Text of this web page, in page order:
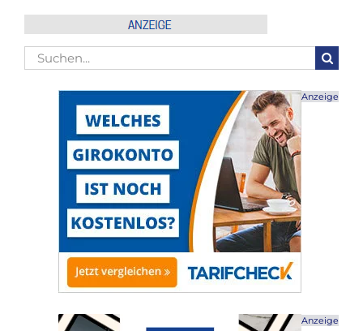
Suche
nach:
Anzeige
Anzeige